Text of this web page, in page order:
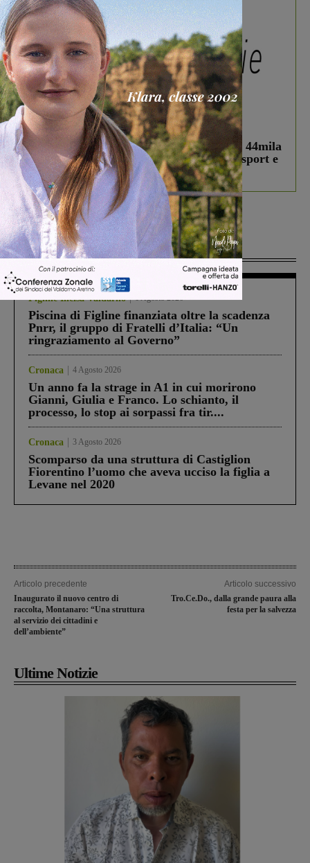
In vetrina 3 Agosto 2026
Estra Notizie agosto: Smart Cities, oltre 44mila
studenti coinvolti, torna il bando per lo sport e
debutta il podcast Estrair
Più lette
Figline Incisa Valdarno 1 Agosto 2026
Piscina di Figline finanziata oltre la scadenza
Pnrr, il gruppo di Fratelli d’Italia: “Un
ringraziamento al Governo”
Cronaca 4 Agosto 2026
Un anno fa la strage in A1 in cui morirono
Gianni, Giulia e Franco. Lo schianto, il
processo, lo stop ai sorpassi fra tir....
Cronaca 3 Agosto 2026
Scomparso da una struttura di Castiglion
Fiorentino l’uomo che aveva ucciso la figlia a
Levane nel 2020
Articolo precedente
Inaugurato il nuovo centro di
raccolta, Montanaro: “Una struttura
al servizio dei cittadini e
dell’ambiente”
Articolo successivo
Tro.Ce.Do., dalla grande paura alla
festa per la salvezza
Ultime Notizie